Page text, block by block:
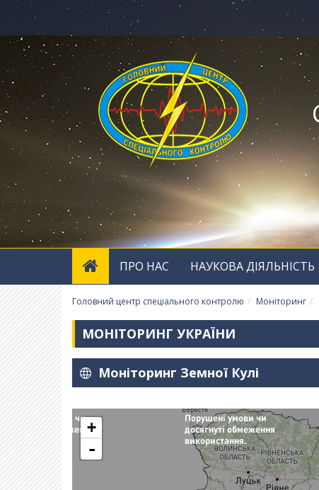
ПРО НАС НАУКОВА ДІЯЛЬНІСТЬ
Головний центр спеціального контролю Моніторинг
МОНІТОРИНГ УКРАЇНИ
Моніторинг Земної Кулі
+
-